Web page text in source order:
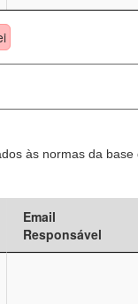
às normas da base
Email
Responsável